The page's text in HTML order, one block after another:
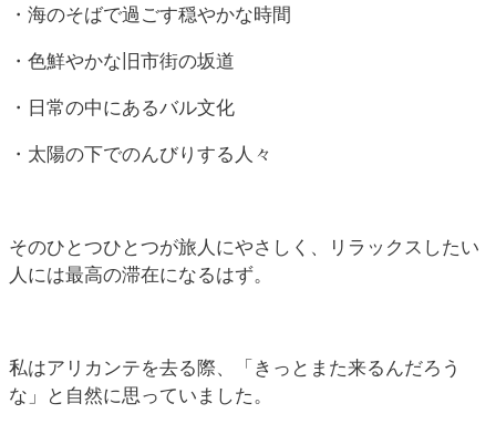
・海のそばで過ごす穏やかな時間
・色鮮やかな旧市街の坂道
・日常の中にあるバル文化
・太陽の下でのんびりする人々
そのひとつひとつが旅人にやさしく、リラックスしたい
人には最高の滞在になるはず。
私はアリカンテを去る際、「きっとまた来るんだろう
な」と自然に思っていました。